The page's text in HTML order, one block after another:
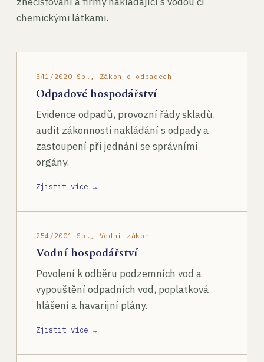
chemickými látkami.
541/2020 Sb., Zákon o odpadech
Odpadové hospodářství
Evidence odpadů, provozní řády skladů,
audit zákonnosti nakládání s odpady a
zastoupení při jednání se správními
orgány.
Zjistit více →
254/2001 Sb., Vodní zákon
Vodní hospodářství
Povolení k odběru podzemních vod a
vypouštění odpadních vod, poplatková
hlášení a havarijní plány.
Zjistit více →